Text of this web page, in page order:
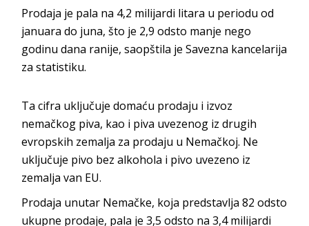
Prodaja je pala na 4,2 milijardi litara u periodu od
januara do juna, što je 2,9 odsto manje nego
godinu dana ranije, saopštila je Savezna kancelarija
za statistiku.
Ta cifra uključuje domaću prodaju i izvoz
nemačkog piva, kao i piva uvezenog iz drugih
evropskih zemalja za prodaju u Nemačkoj. Ne
uključuje pivo bez alkohola i pivo uvezeno iz
zemalja van EU.
Prodaja unutar Nemačke, koja predstavlja 82 odsto
ukupne prodaje, pala je 3,5 odsto na 3,4 milijardi